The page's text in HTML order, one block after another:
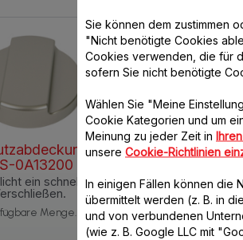
0A13200
Menge.
Fuß MS-
Betrieb Ihrer
Verfügbare
Sie können dem zustimmen
"Nicht benötigte Cookies
Cookies verwenden, die für
sofern Sie nicht benötigte
Wählen Sie "Meine
Cookie Kategorien und um
Meinung zu jeder Zeit in
unsere Cookie-Richtlinien
In einigen Fällen können die
übermittelt werden (z. B. in
und von verbundenen
(wie z. B. Google LLC mit